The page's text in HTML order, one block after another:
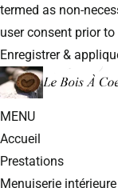
termed as non-
user consent prior
Enregistrer &
MENU
Accueil
Prestations
Menuiserie intérieure